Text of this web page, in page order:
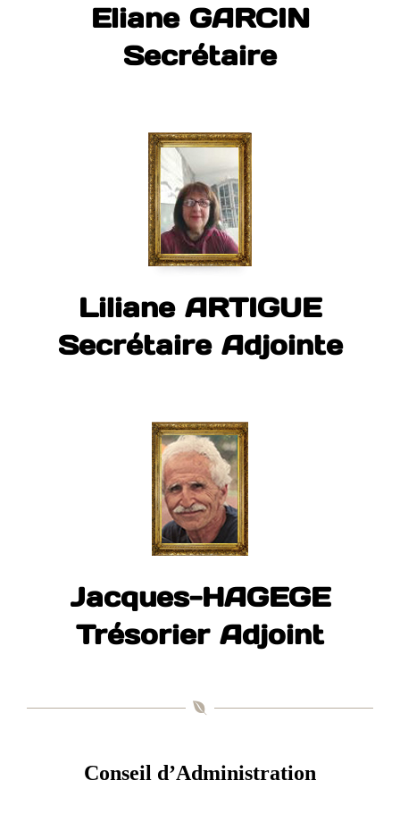
Eliane GARCIN
Secrétaire
Liliane ARTIGUE
Secrétaire Adjointe
Jacques-HAGEGE
Trésorier Adjoint
Conseil d’Administration